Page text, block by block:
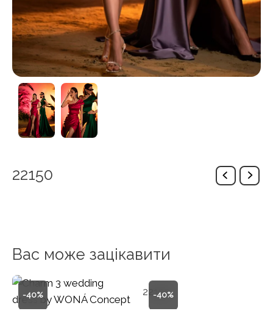
22150
Вас може зацікавити
-40% -40%
22130